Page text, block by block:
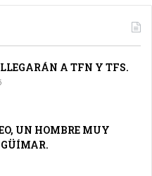
LLEGARÁN A TFN Y TFS.
UN HOMBRE MUY
GÜÍMAR.